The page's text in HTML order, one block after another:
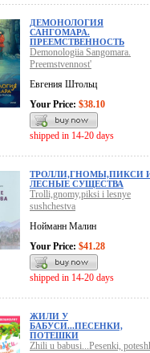
ДЕМОНОЛОГИЯ
САНГОМАРА.
ПРЕЕМСТВЕННОСТЬ
Demonologiia Sangomara.
Preemstvennost'
Евгения Штольц
Your Price: $38.10
shipped in 14-20 days
ТРОЛЛИ,ГНОМЫ,ПИКСИ
ЛЕСНЫЕ СУЩЕСТВА
Trolli,gnomy,piksi i lesnye
sushchestva
Нойманн Малин
Your Price: $41.28
shipped in 14-20 days
ЖИЛИ У
БАБУСИ...ПЕСЕНКИ,
ПОТЕШКИ
Zhili u babusi...Pesenki,